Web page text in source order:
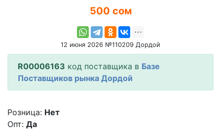
500 сом
12 июня 2026 №110209 Дордой
R00006163 код поставщика в Базе
Поставщиков рынка Дордой
Розница: Нет
Опт: Да